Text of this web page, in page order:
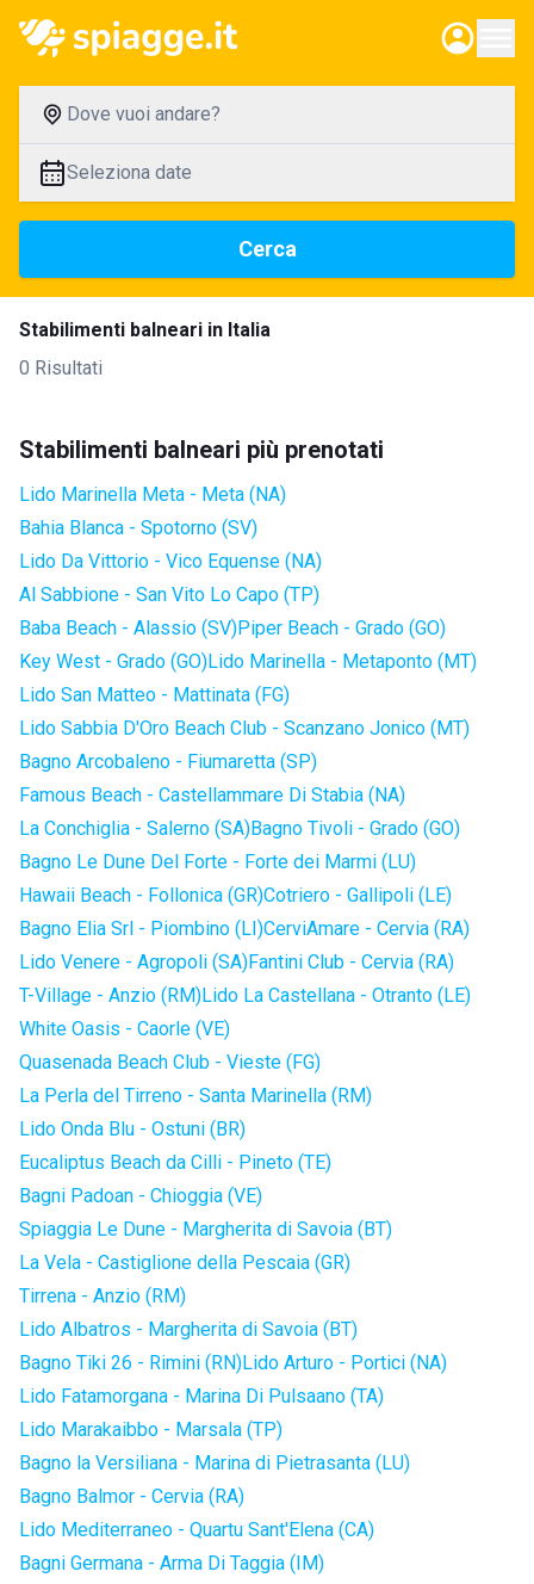
Dove vuoi andare?
Seleziona date
Cerca
Stabilimenti balneari in Italia
0 Risultati
Stabilimenti balneari più prenotati
Lido Marinella Meta - Meta (NA)
Bahia Blanca - Spotorno (SV)
Lido Da Vittorio - Vico Equense (NA)
Al Sabbione - San Vito Lo Capo (TP)
Baba Beach - Alassio (SV)Piper Beach - Grado (GO)
Key West - Grado (GO)Lido Marinella - Metaponto (MT)
Lido San Matteo - Mattinata (FG)
Lido Sabbia D'Oro Beach Club - Scanzano Jonico (MT)
Bagno Arcobaleno - Fiumaretta (SP)
Famous Beach - Castellammare Di Stabia (NA)
La Conchiglia - Salerno (SA)Bagno Tivoli - Grado (GO)
Bagno Le Dune Del Forte - Forte dei Marmi (LU)
Hawaii Beach - Follonica (GR)Cotriero - Gallipoli (LE)
Bagno Elia Srl - Piombino (LI)CerviAmare - Cervia (RA)
Lido Venere - Agropoli (SA)Fantini Club - Cervia (RA)
T-Village - Anzio (RM)Lido La Castellana - Otranto (LE)
White Oasis - Caorle (VE)
Quasenada Beach Club - Vieste (FG)
La Perla del Tirreno - Santa Marinella (RM)
Lido Onda Blu - Ostuni (BR)
Eucaliptus Beach da Cilli - Pineto (TE)
Bagni Padoan - Chioggia (VE)
Spiaggia Le Dune - Margherita di Savoia (BT)
La Vela - Castiglione della Pescaia (GR)
Tirrena - Anzio (RM)
Lido Albatros - Margherita di Savoia (BT)
Bagno Tiki 26 - Rimini (RN)Lido Arturo - Portici (NA)
Lido Fatamorgana - Marina Di Pulsaano (TA)
Lido Marakaibbo - Marsala (TP)
Bagno la Versiliana - Marina di Pietrasanta (LU)
Bagno Balmor - Cervia (RA)
Lido Mediterraneo - Quartu Sant'Elena (CA)
Bagni Germana - Arma Di Taggia (IM)